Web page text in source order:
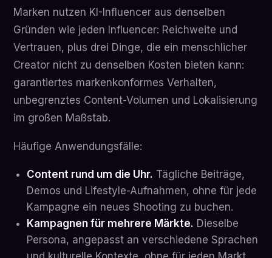
Marken nutzen KI-Influencer aus denselben
Gründen wie jeden Influencer: Reichweite und
Vertrauen, plus drei Dinge, die ein menschlicher
Creator nicht zu denselben Kosten bieten kann:
garantiertes markenkonformes Verhalten,
unbegrenztes Content-Volumen und Lokalisierung
im großen Maßstab.
Häufige Anwendungsfälle:
Content rund um die Uhr. Tägliche Beiträge,
Demos und Lifestyle-Aufnahmen, ohne für jede
Kampagne ein neues Shooting zu buchen.
Kampagnen für mehrere Märkte. Dieselbe
Persona, angepasst an verschiedene Sprachen